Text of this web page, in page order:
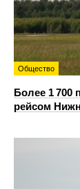
Общество
Более 1 700
рейсом